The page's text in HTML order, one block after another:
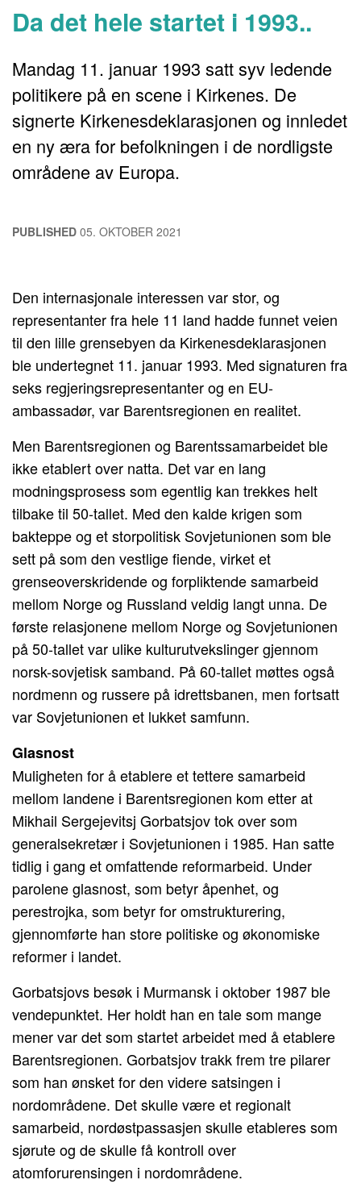
Da det hele startet i 1993..
Mandag 11. januar 1993 satt syv ledende
politikere på en scene i Kirkenes. De
signerte Kirkenesdeklarasjonen og innledet
en ny æra for befolkningen i de nordligste
områdene av Europa.
PUBLISHED 05. OKTOBER 2021
Den internasjonale interessen var stor, og
representanter fra hele 11 land hadde funnet veien
til den lille grensebyen da Kirkenesdeklarasjonen
ble undertegnet 11. januar 1993. Med signaturen fra
seks regjeringsrepresentanter og en EU-
ambassadør, var Barentsregionen en realitet.
Men Barentsregionen og Barentssamarbeidet ble
ikke etablert over natta. Det var en lang
modningsprosess som egentlig kan trekkes helt
tilbake til 50-tallet. Med den kalde krigen som
bakteppe og et storpolitisk Sovjetunionen som ble
sett på som den vestlige fiende, virket et
grenseoverskridende og forpliktende samarbeid
mellom Norge og Russland veldig langt unna. De
første relasjonene mellom Norge og Sovjetunionen
på 50-tallet var ulike kulturutvekslinger gjennom
norsk-sovjetisk samband. På 60-tallet møttes også
nordmenn og russere på idrettsbanen, men fortsatt
var Sovjetunionen et lukket samfunn.
Glasnost
Muligheten for å etablere et tettere samarbeid
mellom landene i Barentsregionen kom etter at
Mikhail Sergejevitsj Gorbatsjov tok over som
generalsekretær i Sovjetunionen i 1985. Han satte
tidlig i gang et omfattende reformarbeid. Under
parolene glasnost, som betyr åpenhet, og
perestrojka, som betyr for omstrukturering,
gjennomførte han store politiske og økonomiske
reformer i landet.
Gorbatsjovs besøk i Murmansk i oktober 1987 ble
vendepunktet. Her holdt han en tale som mange
mener var det som startet arbeidet med å etablere
Barentsregionen. Gorbatsjov trakk frem tre pilarer
som han ønsket for den videre satsingen i
nordområdene. Det skulle være et regionalt
samarbeid, nordøstpassasjen skulle etableres som
sjørute og de skulle få kontroll over
atomforurensingen i nordområdene.